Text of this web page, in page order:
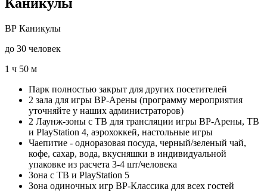
ВР Каникулы
до 30 человек
1 ч 50 м
Парк полностью закрыт для других посетителей
2 зала для игры ВР-Арены (программу мероприятия
уточняйте у наших администраторов)
2 Лаунж-зоны c ТВ для трансляции игры ВР-Арены, ТВ
и PlayStation 4, аэрохоккей, настольные игры
Чаепитие - одноразовая посуда, черный/зеленый чай,
кофе, сахар, вода, вкусняшки в индивидуальной
упаковке из расчета 3-4 шт/человека
Зона с ТВ и PlayStation 5
Зона одиночных игр ВР-Классика для всех гостей